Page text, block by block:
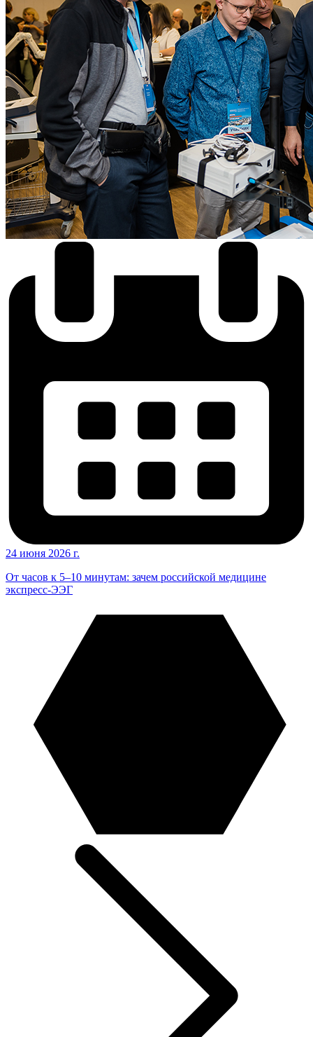
24 июня 2026 г.
От часов к 5–10 минутам: зачем российской медицине
экспресс-ЭЭГ